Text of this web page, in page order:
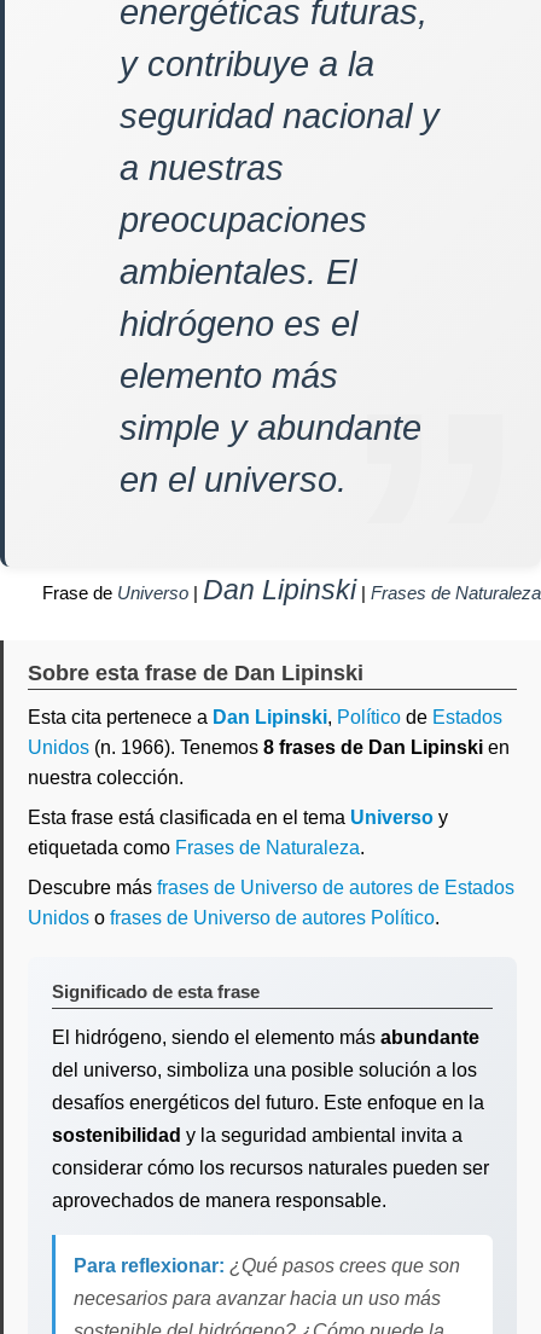
energéticas futuras,
y contribuye a la
seguridad nacional y
a nuestras
preocupaciones
ambientales. El
hidrógeno es el
elemento más
simple y abundante
en el universo.
Frase de Universo | Dan Lipinski | Frases de Naturaleza
Sobre esta frase de Dan Lipinski
Esta cita pertenece a Dan Lipinski, Político de Estados
Unidos (n. 1966). Tenemos 8 frases de Dan Lipinski en
nuestra colección.
Esta frase está clasificada en el tema Universo y
etiquetada como Frases de Naturaleza.
Descubre más frases de Universo de autores de Estados
Unidos o frases de Universo de autores Político.
Significado de esta frase
El hidrógeno, siendo el elemento más abundante
del universo, simboliza una posible solución a los
desafíos energéticos del futuro. Este enfoque en la
sostenibilidad y la seguridad ambiental invita a
considerar cómo los recursos naturales pueden ser
aprovechados de manera responsable.
Para reflexionar: ¿Qué pasos crees que son
necesarios para avanzar hacia un uso más